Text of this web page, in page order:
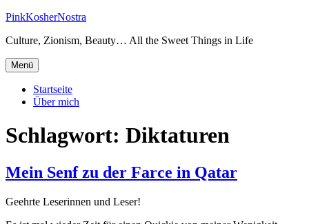
Zum
springen
PinkKosherNostra
Culture, Zionism, Beauty… All the Sweet Things in Life
Menü
Startseite
Über mich
Schlagwort: Diktaturen
Mein Senf zu der Farce in Qatar
Geehrte Leserinnen und Leser!